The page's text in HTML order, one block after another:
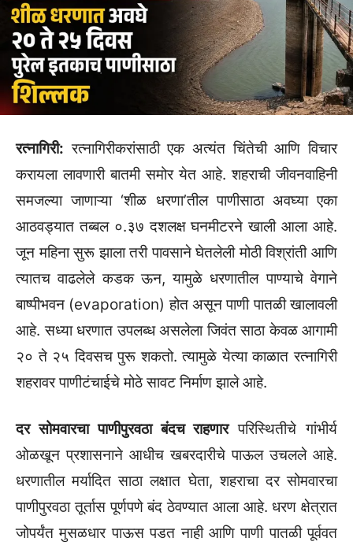
रत्नागिरी: रत्नागिरीकरांसाठी एक अत्यंत चिंतेची आणि विचार
करायला लावणारी बातमी समोर येत आहे. शहराची जीवनवाहिनी
समजल्या जाणाऱ्या ‘शीळ धरणा’तील पाणीसाठा अवघ्या एका
आठवड्यात तब्बल ०.३७ दशलक्ष घनमीटरने खाली आला आहे.
जून महिना सुरू झाला तरी पावसाने घेतलेली मोठी विश्रांती आणि
त्यातच वाढलेले कडक ऊन, यामुळे धरणातील पाण्याचे वेगाने
बाष्पीभवन (evaporation) होत असून पाणी पातळी खालावली
आहे. सध्या धरणात उपलब्ध असलेला जिवंत साठा केवळ आगामी
२० ते २५ दिवसच पुरू शकतो. त्यामुळे येत्या काळात रत्नागिरी
शहरावर पाणीटंचाईचे मोठे सावट निर्माण झाले आहे.
दर सोमवारचा पाणीपुरवठा बंदच राहणारपरिस्थितीचे गांभीर्य
ओळखून प्रशासनाने आधीच खबरदारीचे पाऊल उचलले आहे.
धरणातील मर्यादित साठा लक्षात घेता, शहराचा दर सोमवारचा
पाणीपुरवठा तूर्तास पूर्णपणे बंद ठेवण्यात आला आहे. धरण क्षेत्रात
जोपर्यंत मुसळधार पाऊस पडत नाही आणि पाणी पातळी पूर्ववत